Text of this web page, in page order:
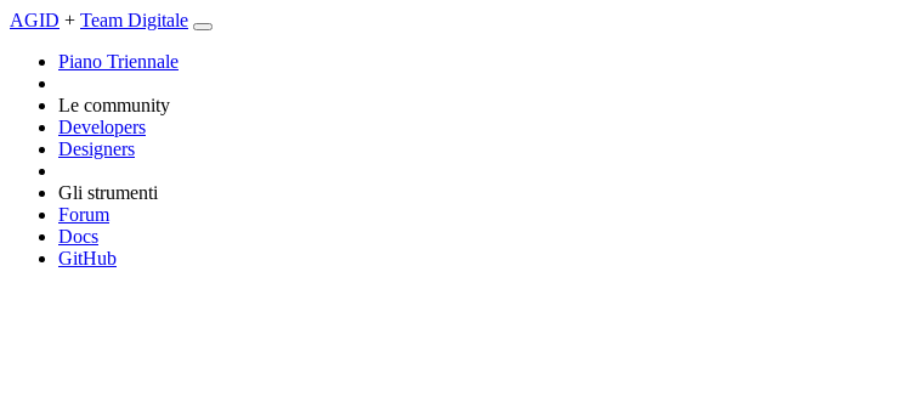
AGID + Team Digitale
Piano Triennale
Le community
Developers
Designers
Gli strumenti
Forum
Docs
GitHub